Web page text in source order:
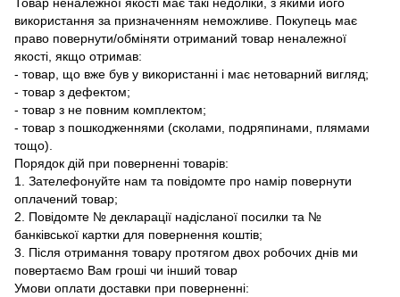
Товар неналежної якості має такі недоліки, з якими його
використання за призначенням неможливе. Покупець має
право повернути/обміняти отриманий товар неналежної
якості, якщо отримав:
- товар, що вже був у використанні і має нетоварний вигляд;
- товар з дефектом;
- товар з не повним комплектом;
- товар з пошкодженнями (сколами, подряпинами, плямами
тощо).
Порядок дій при поверненні товарів:
1. Зателефонуйте нам та повідомте про намір повернути
оплачений товар;
2. Повідомте № декларації надісланої посилки та №
банківської картки для повернення коштів;
3. Після отримання товару протягом двох робочих днів ми
повертаємо Вам гроші чи інший товар
Умови оплати доставки при поверненні: